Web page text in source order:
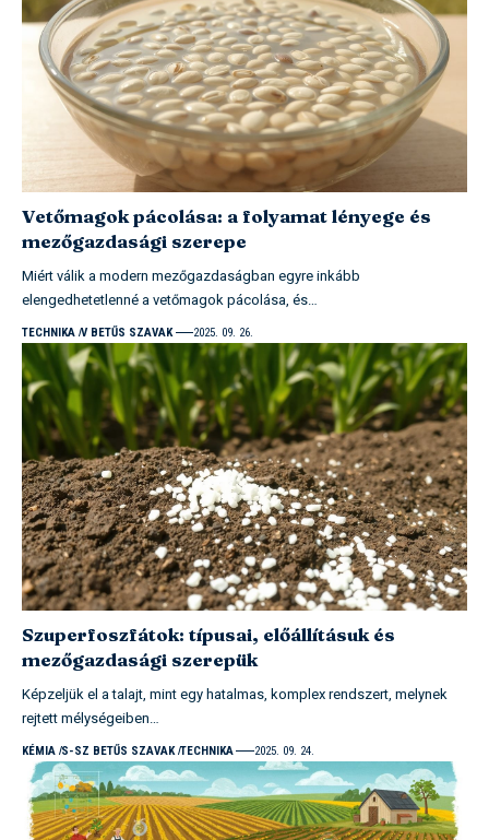
Vetőmagok pácolása: a folyamat lényege és
mezőgazdasági szerepe
Miért válik a modern mezőgazdaságban egyre inkább
elengedhetetlenné a vetőmagok pácolása, és…
TECHNIKA V BETŰS SZAVAK 2025. 09. 26.
Szuperfoszfátok: típusai, előállításuk és
mezőgazdasági szerepük
Képzeljük el a talajt, mint egy hatalmas, komplex rendszert, melynek
rejtett mélységeiben…
KÉMIA S-SZ BETŰS SZAVAK TECHNIKA 2025. 09. 24.